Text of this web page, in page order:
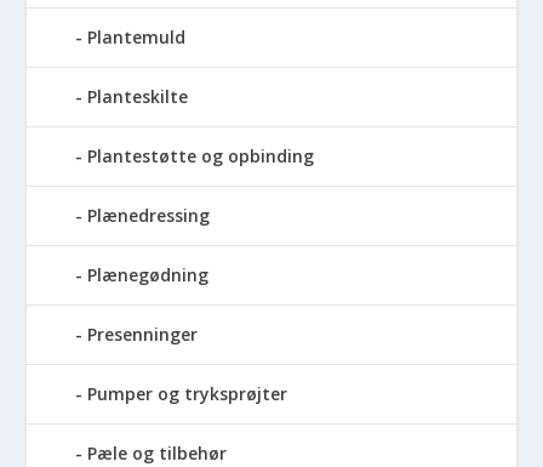
Plantemuld
Planteskilte
Plantestøtte og opbinding
Plænedressing
Plænegødning
Presenninger
Pumper og tryksprøjter
Pæle og tilbehør